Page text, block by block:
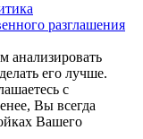
разглашения
анализировать
его лучше.
с
Вы всегда
Вашего